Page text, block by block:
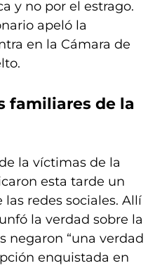
y no por el estrago.
apeló la
en la Cámara de
familiares de la
la víctimas de la
esta tarde un
redes sociales. Allí
la verdad sobre la
negaron “una verdad
enquistada en